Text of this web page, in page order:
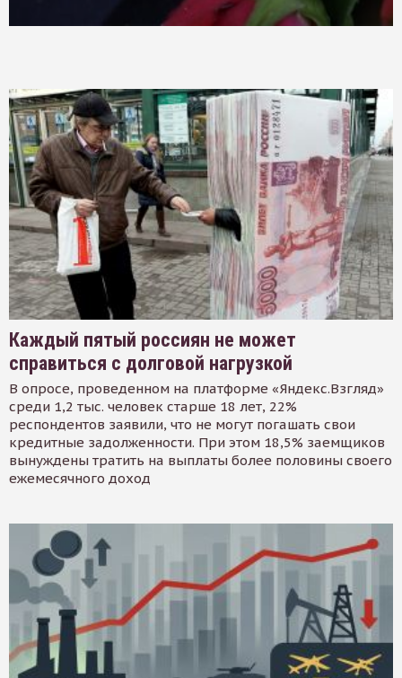
Каждый пятый россиян не может
справиться с долговой нагрузкой
В опросе, проведенном на платформе «Яндекс.Взгляд»
среди 1,2 тыс. человек старше 18 лет, 22%
респондентов заявили, что не могут погашать свои
кредитные задолженности. При этом 18,5% заемщиков
вынуждены тратить на выплаты более половины своего
ежемесячного доход